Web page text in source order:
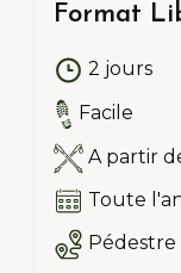
Format
2 jours
Facile
A partir
Toute
Pédestre